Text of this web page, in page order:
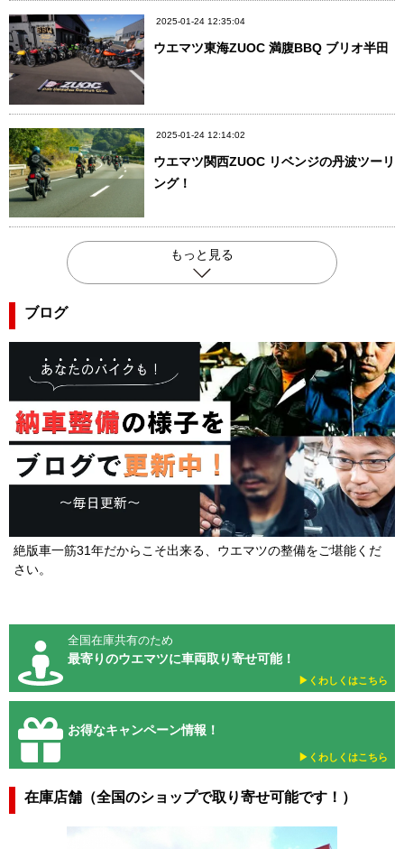
2025-01-24 12:35:04
ウエマツ東海ZUOC 満腹BBQ ブリオ半田
2025-01-24 12:14:02
ウエマツ関西ZUOC リベンジの丹波ツーリ
ング！
もっと見る
ブログ
絶版車一筋31年だからこそ出来る、ウエマツの整備をご堪能くだ
さい。
全国在庫共有のため
最寄りのウエマツに車両取り寄せ可能！
▶︎くわしくはこちら
お得なキャンペーン情報！
▶︎くわしくはこちら
在庫店舗（全国のショップで取り寄せ可能です！）